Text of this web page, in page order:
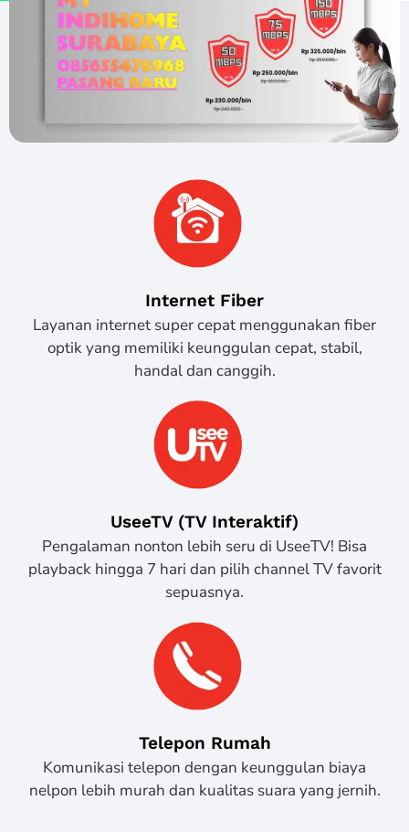
Internet Fiber
Layanan internet super cepat menggunakan fiber
optik yang memiliki keunggulan cepat, stabil,
handal dan canggih.
UseeTV (TV Interaktif)
Pengalaman nonton lebih seru di UseeTV! Bisa
playback hingga 7 hari dan pilih channel TV favorit
sepuasnya.
Telepon Rumah
Komunikasi telepon dengan keunggulan biaya
nelpon lebih murah dan kualitas suara yang jernih.